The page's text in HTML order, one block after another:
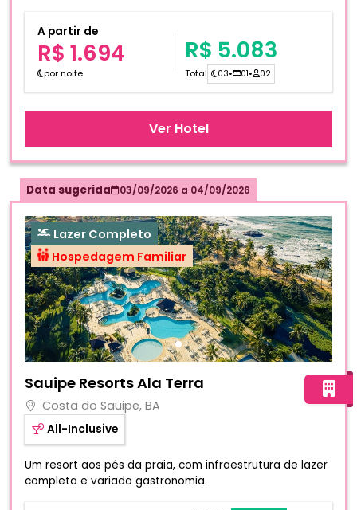
A partir de
R$ 1.694
por noite
R$ 5.083
Total 03• 01• 02
Ver Hotel
Data sugerida 03/09/2026 a 04/09/2026
Lazer Completo
Hospedagem Familiar
Sauipe Resorts Ala Terra
Costa do Sauipe, BA
All-Inclusive
Um resort aos pés da praia, com infraestrutura de lazer
completa e variada gastronomia.